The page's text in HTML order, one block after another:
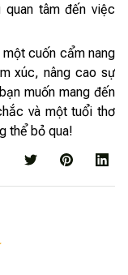
quan tâm đến việc
cuốn cẩm nang
xúc, nâng cao sự
muốn mang đến
và một tuổi thơ
thể bỏ qua!